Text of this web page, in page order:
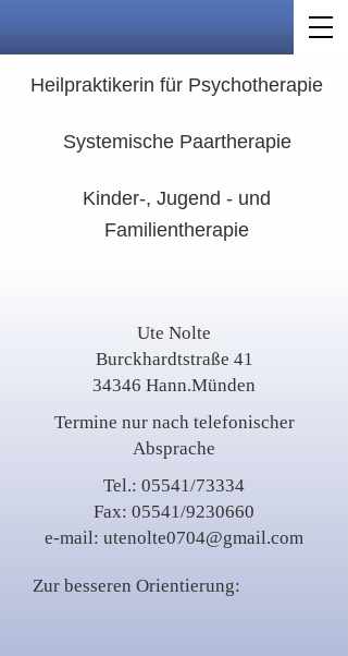
Heilpraktikerin für Psychotherapie
Systemische Paartherapie
Kinder-, Jugend - und
Familientherapie
Ute Nolte
Burckhardtstraße 41
34346 Hann.Münden
Termine nur nach telefonischer
Absprache
Tel.: 05541/73334
Fax: 05541/9230660
e-mail: utenolte0704@gmail.com
Zur besseren Orientierung: